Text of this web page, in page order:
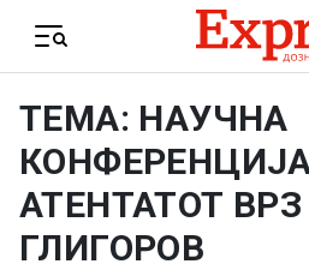
Menu
ТЕМА: НАУЧНА
АТЕНТАТОТ
ГЛИГОРОВ